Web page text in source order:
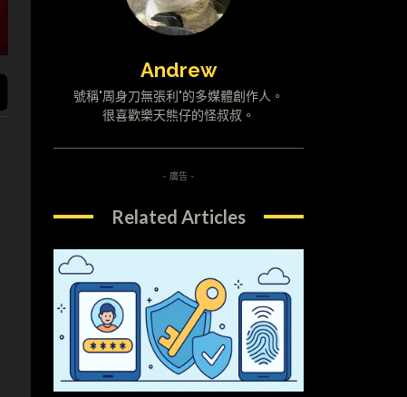
Andrew
號稱"周身刀無張利"的多媒體創作人。
很喜歡樂天熊仔的怪叔叔。
- 廣告 -
Related Articles